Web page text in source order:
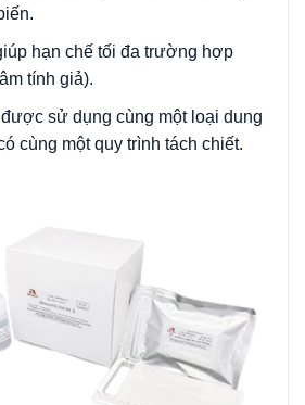
hạn chế tối đa trường hợp
tính giả).
sử dụng cùng một loại dung
cùng một quy trình tách chiết.